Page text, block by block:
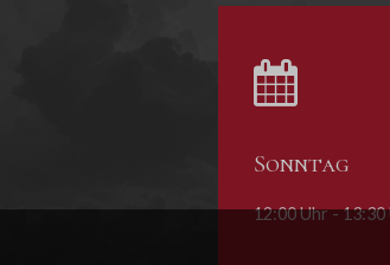
Sonntag
12:00 Uhr - 13:30